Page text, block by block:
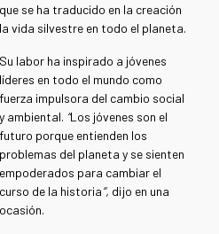
se ha traducido en la creación
vida silvestre en todo el planeta.
Su labor ha inspirado a jóvenes
líderes en todo el mundo como
fuerza impulsora del cambio social
y ambiental. “Los jóvenes son el
futuro porque entienden los
problemas del planeta y se sienten
empoderados para cambiar el
curso de la historia”, dijo en una
ocasión.